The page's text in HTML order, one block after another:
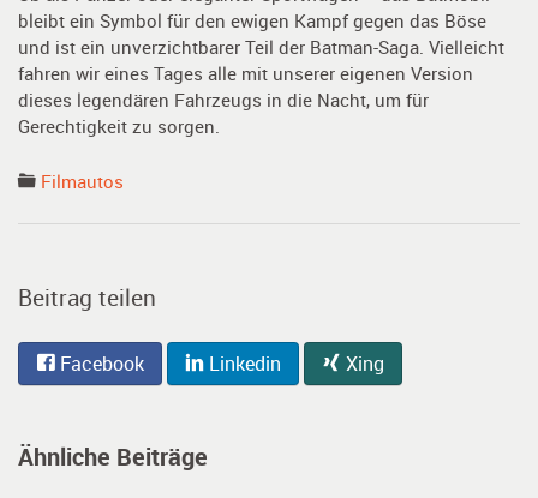
bleibt ein Symbol für den ewigen Kampf gegen das Böse
und ist ein unverzichtbarer Teil der Batman-Saga. Vielleicht
fahren wir eines Tages alle mit unserer eigenen Version
dieses legendären Fahrzeugs in die Nacht, um für
Gerechtigkeit zu sorgen.
Filmautos
Beitrag teilen
Facebook Linkedin Xing
Ähnliche Beiträge